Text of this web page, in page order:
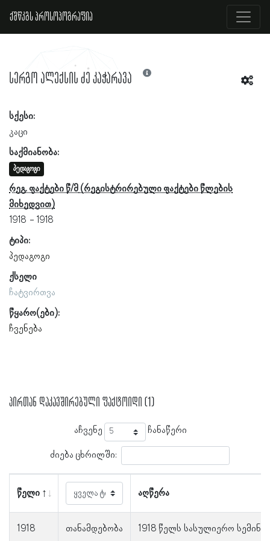
ქშწკგს პროსოპოგრაფია
სერგო ალექსის ძე კაჭარავა
სქესი:
კაცი
საქმიანობა:
პედაგოგი
რეგ. ფაქტები წ/მ
1918
1918
ტიპი:
პედაგოგი
ქსელი
ჩატვირთვა
წყარო(ები):
ჩვენება
პირთან დაკავშირებული ფაქტოიდი (1)
აჩვენე ჩანაწერი
ძიება ცხრილში:
წელი აღწერა
1918 თანამდებობა 1918 წელს სასულიერო